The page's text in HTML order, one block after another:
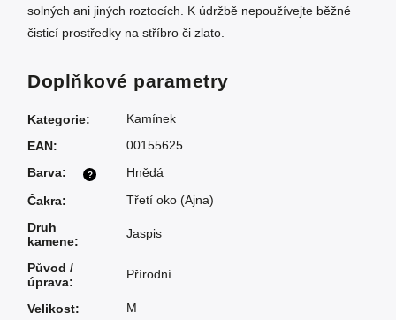
solných ani jiných roztocích. K údržbě nepoužívejte běžné
čisticí prostředky na stříbro či zlato.
Doplňkové parametry
Kategorie:
Kamínek
EAN: 00155625
?
Barva:
Hnědá
Čakra:
Třetí oko (Ajna)
Druh
kamene:
Jaspis
Původ /
úprava:
Přírodní
Velikost: M